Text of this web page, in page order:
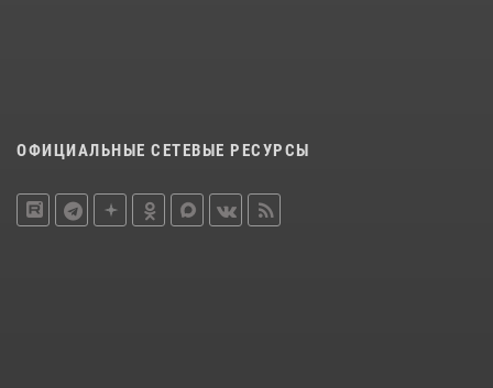
ОФИЦИАЛЬНЫЕ СЕТЕВЫЕ РЕСУРСЫ